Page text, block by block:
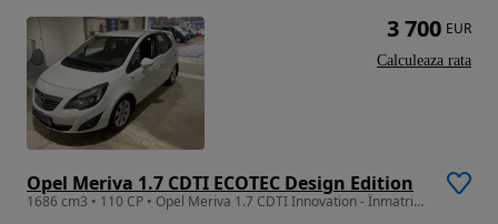
Opel Meriva 1.7 CDTI ECOTEC Design Edition
1686 cm3 • 110 CP • Opel Meriva 1.7 CDTI Innovation - Înmatriculată
3 700 EUR
Calculeaza rata